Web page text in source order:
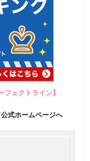
ェクトライン】
式ホームページへ